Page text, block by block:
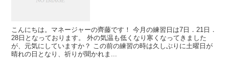
こんにちは。マネージャーの齊藤です！ 今月の練習日は7日．21日．
28日となっております。 外の気温も低くなり寒くなってきました
が、元気にしていますか？ この前の練習の時は久しぶりに土曜日が
晴れの日となり、祈りが聞かれま...